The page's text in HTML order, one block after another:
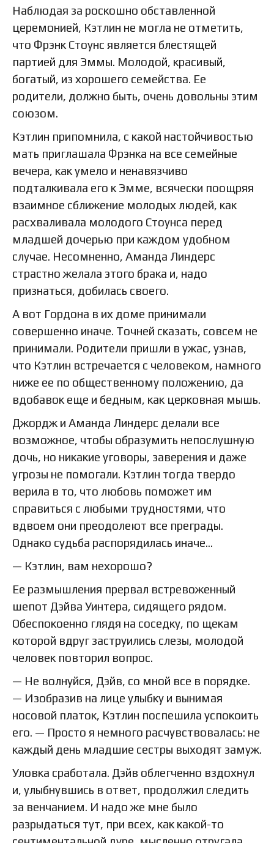
Наблюдая за роскошно обставленной
церемонией, Кэтлин не могла не отметить,
что Фрэнк Стоунс является блестящей
партией для Эммы. Молодой, красивый,
богатый, из хорошего семейства. Ее
родители, должно быть, очень довольны этим
союзом.
Кэтлин припомнила, с какой настойчивостью
мать приглашала Фрэнка на все семейные
вечера, как умело и ненавязчиво
подталкивала его к Эмме, всячески поощряя
взаимное сближение молодых людей, как
расхваливала молодого Стоунса перед
младшей дочерью при каждом удобном
случае. Несомненно, Аманда Линдерс
страстно желала этого брака и, надо
признаться, добилась своего.
А вот Гордона в их доме принимали
совершенно иначе. Точней сказать, совсем не
принимали. Родители пришли в ужас, узнав,
что Кэтлин встречается с человеком, намного
ниже ее по общественному положению, да
вдобавок еще и бедным, как церковная мышь.
Джордж и Аманда Линдерс делали все
возможное, чтобы образумить непослушную
дочь, но никакие уговоры, заверения и даже
угрозы не помогали. Кэтлин тогда твердо
верила в то, что любовь поможет им
справиться с любыми трудностями, что
вдвоем они преодолеют все преграды.
Однако судьба распорядилась иначе…
— Кэтлин, вам нехорошо?
Ее размышления прервал встревоженный
шепот Дэйва Уинтера, сидящего рядом.
Обеспокоенно глядя на соседку, по щекам
которой вдруг заструились слезы, молодой
человек повторил вопрос.
— Не волнуйся, Дэйв, со мной все в порядке.
— Изобразив на лице улыбку и вынимая
носовой платок, Кэтлин поспешила успокоить
его. — Просто я немного расчувствовалась: не
каждый день младшие сестры выходят замуж.
Уловка сработала. Дэйв облегченно вздохнул
и, улыбнувшись в ответ, продолжил следить
за венчанием. И надо же мне было
разрыдаться тут, при всех, как какой-то